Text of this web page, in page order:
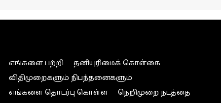
எங்களை பற்றி
தனியுரிமைக் கொள்கை
விதிமுறைகளும் நிபந்தனைகளும்
எங்களை தொடர்பு கொள்ள
நெறிமுறை நடத்தை